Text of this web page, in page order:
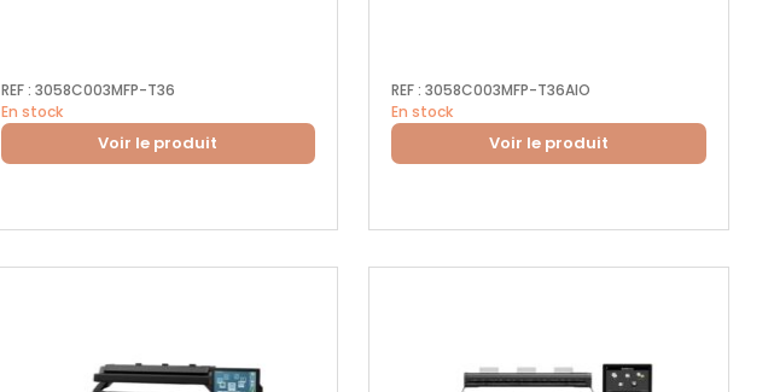
REF : 3058C003MFP-T36
En stock
Voir le produit
REF : 3058C003MFP-T36AIO
En stock
Voir le produit